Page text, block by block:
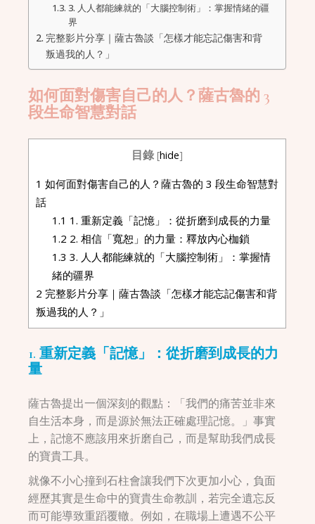
3. 人人都能練就的「大腦控制術」：掌握情緒的疆
界
完整影片分享｜薩古魯談「怎樣才能忘記傷害和背
叛過我的人？」
如何面對傷害自己的人？薩古魯的 3
段生命智慧對話
目錄 [hide]
1 如何面對傷害自己的人？薩古魯的 3 段生命智慧對
話
1.1 1. 重新定義「記憶」：從折磨到成長的力量
1.2 2. 相信「寬恕」的力量：釋放內心枷鎖
1.3 3. 人人都能練就的「大腦控制術」：掌握情
緒的疆界
2 完整影片分享｜薩古魯談「怎樣才能忘記傷害和背
叛過我的人？」
1. 重新定義「記憶」：從折磨到成長的力
量
薩古魯提出一個深刻的觀點：「我們的痛苦並非來
自生活本身，而是源於無法正確處理記憶。」事實
上，記憶不應該用來折磨自己，而是幫助我們成長
的寶貴工具。
就像不小心撞到石柱會讓我們下次更加小心，負面
經歷其實是生命中的寶貴生命教訓，若完全遺忘反
而可能導致重蹈覆轍。例如，在職場上遭遇不公平